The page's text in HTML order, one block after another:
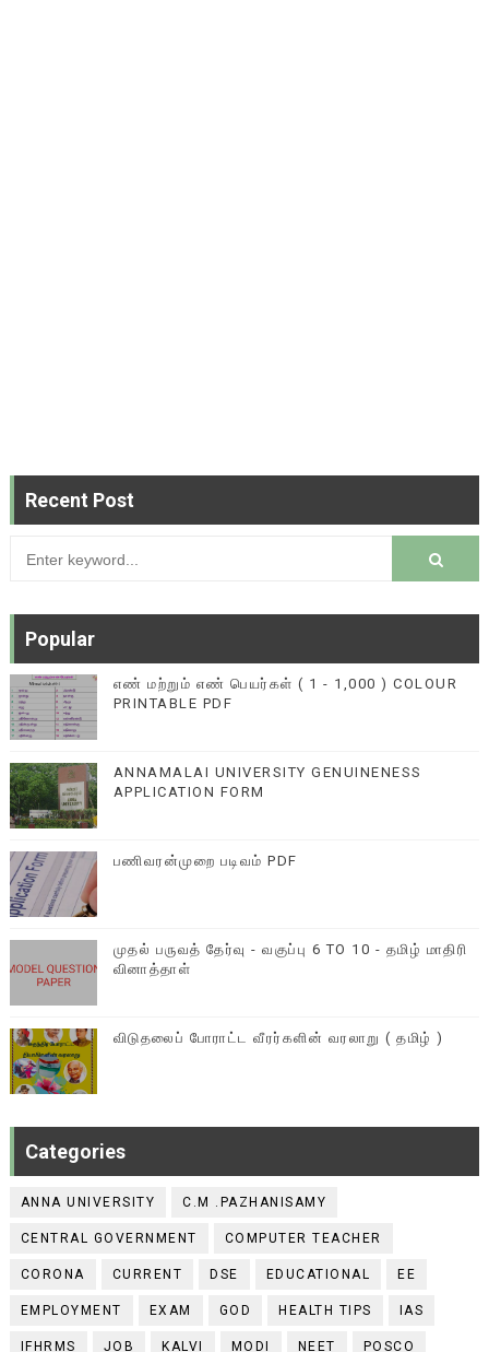
Recent Post
Popular
எண் மற்றும் எண் பெயர்கள் ( 1 - 1,000 ) COLOUR
PRINTABLE PDF
ANNAMALAI UNIVERSITY GENUINENESS
APPLICATION FORM
பணிவரன்முறை படிவம் PDF
முதல் பருவத் தேர்வு - வகுப்பு 6 TO 10 - தமிழ் மாதிரி
வினாத்தாள்
விடுதலைப் போராட்ட வீரர்களின் வரலாறு ( தமிழ் )
Categories
ANNA UNIVERSITY C.M .PAZHANISAMY
CENTRAL GOVERNMENT COMPUTER TEACHER
CORONA CURRENT DSE EDUCATIONAL EE
EMPLOYMENT EXAM GOD HEALTH TIPS IAS
IFHRMS JOB KALVI MODI NEET POSCO